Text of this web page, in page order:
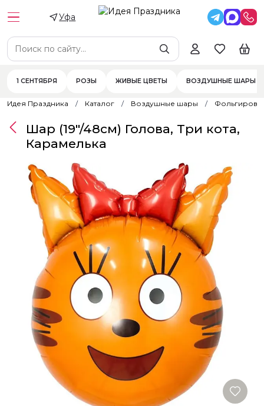
Уфа
1 СЕНТЯБРЯ РОЗЫ ЖИВЫЕ ЦВЕТЫ ВОЗДУШНЫЕ ШАРЫ
Идея Праздника Каталог Воздушные шары
Шар (19"/48см) Голова, Три кота,
Карамелька